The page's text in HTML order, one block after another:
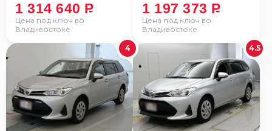
Цена под ключ во
Владивостоке
1 314 640 P
Цена под ключ во
Владивостоке
1 197 373 P
4 4.5